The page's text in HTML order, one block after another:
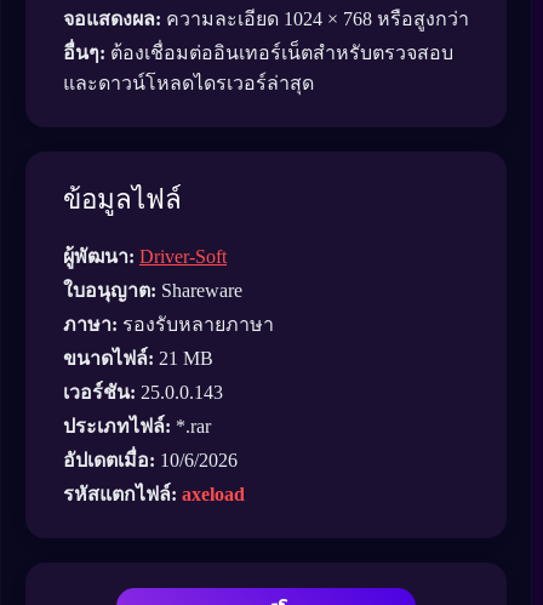
จอแสดงผล: ความละเอียด 1024 × 768 หรือสูงกว่า
อื่นๆ: ต้องเชื่อมต่ออินเทอร์เน็ตสำหรับตรวจสอบ
และดาวน์โหลดไดรเวอร์ล่าสุด
ข้อมูลไฟล์
ผู้พัฒนา: Driver-Soft
ใบอนุญาต: Shareware
ภาษา: รองรับหลายภาษา
ขนาดไฟล์: 21 MB
เวอร์ชัน: 25.0.0.143
ประเภทไฟล์: *.rar
อัปเดตเมื่อ: 10/6/2026
รหัสแตกไฟล์: axeload